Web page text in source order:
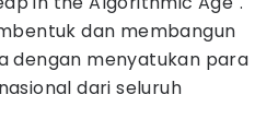
dan membangun
dengan menyatukan para
dari seluruh